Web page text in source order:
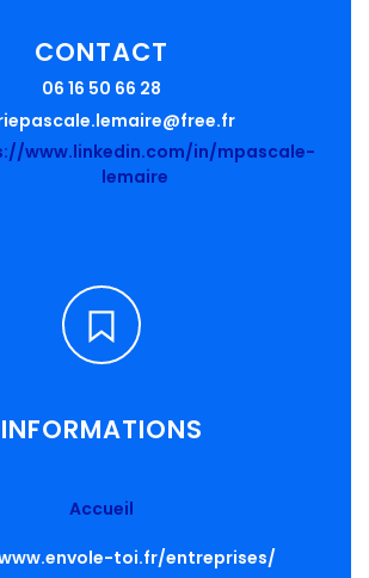
CONTACT
06 16 50 66 28
www.linkedin.com/in/mpascale-
lemaire
INFORMATIONS
Accueil
toi.fr/entreprises/